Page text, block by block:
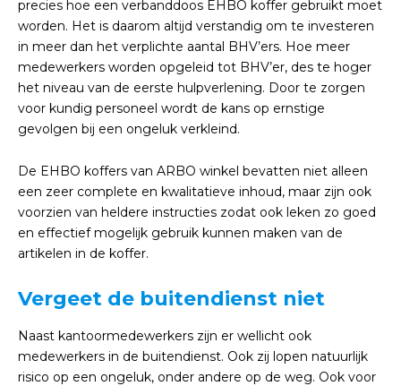
precies hoe een verbanddoos EHBO koffer gebruikt moet
worden. Het is daarom altijd verstandig om te investeren
in meer dan het verplichte aantal BHV’ers. Hoe meer
medewerkers worden opgeleid tot BHV’er, des te hoger
het niveau van de eerste hulpverlening. Door te zorgen
voor kundig personeel wordt de kans op ernstige
gevolgen bij een ongeluk verkleind.
De EHBO koffers van ARBO winkel bevatten niet alleen
een zeer complete en kwalitatieve inhoud, maar zijn ook
voorzien van heldere instructies zodat ook leken zo goed
en effectief mogelijk gebruik kunnen maken van de
artikelen in de koffer.
Vergeet de buitendienst niet
Naast kantoormedewerkers zijn er wellicht ook
medewerkers in de buitendienst. Ook zij lopen natuurlijk
risico op een ongeluk, onder andere op de weg. Ook voor